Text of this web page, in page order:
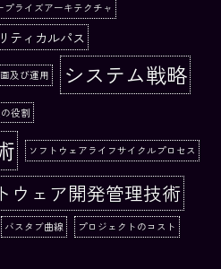
プライズアーキテクチャ
ティカルパス
及び運用 システム戦略
役割
ソフトウェアライフサイクルプロセス
ウェア開発管理技術
バスタブ曲線 プロジェクトのコスト